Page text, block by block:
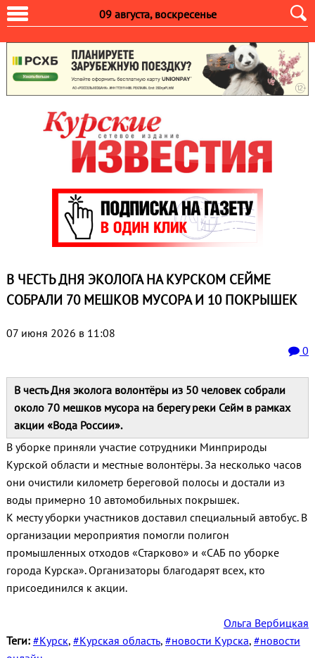
09 августа, воскресенье
В ЧЕСТЬ ДНЯ ЭКОЛОГА НА КУРСКОМ СЕЙМЕ
СОБРАЛИ 70 МЕШКОВ МУСОРА И 10 ПОКРЫШЕК
07 июня 2026 в 11:08
0
В честь Дня эколога волонтёры из 50 человек собрали
около 70 мешков мусора на берегу реки Сейм в рамках
акции «Вода России».
В уборке приняли участие сотрудники Минприроды
Курской области и местные волонтёры. За несколько часов
они очистили километр береговой полосы и достали из
воды примерно 10 автомобильных покрышек.
К месту уборки участников доставил специальный автобус. В
организации мероприятия помогли полигон
промышленных отходов «Старково» и «САБ по уборке
города Курска». Организаторы благодарят всех, кто
присоединился к акции.
Ольга Вербицкая
Теги: #Курск, #Курская область, #новости Курска, #новости